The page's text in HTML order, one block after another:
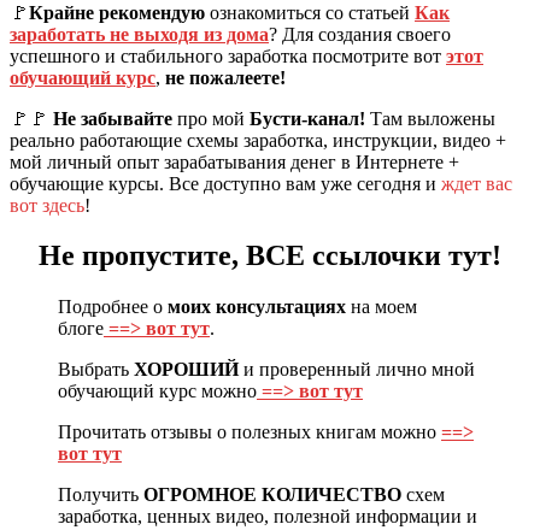
🚩Крайне рекомендую ознакомиться со статьей Как
заработать не выходя из дома? Для создания своего
успешного и стабильного заработка посмотрите вот этот
обучающий курс, не пожалеете!
🚩🚩 Не забывайте про мой Бусти-канал! Там выложены
реально работающие схемы заработка, инструкции, видео +
мой личный опыт зарабатывания денег в Интернете +
обучающие курсы. Все доступно вам уже сегодня и ждет вас
вот здесь!
Не пропустите, ВСЕ ссылочки тут!
Подробнее о моих консультациях на моем
блоге ==> вот тут.
Выбрать ХОРОШИЙи проверенный лично мной
обучающий курс можно ==> вот тут
Прочитать отзывы о полезных книгам можно ==>
вот тут
Получить ОГРОМНОЕ КОЛИЧЕСТВО схем
заработка, ценных видео, полезной информации и